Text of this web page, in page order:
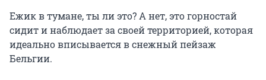
Ежик в тумане, ты ли это? А нет, это горностай
сидит и наблюдает за своей территорией, которая
идеально вписывается в снежный пейзаж
Бельгии.